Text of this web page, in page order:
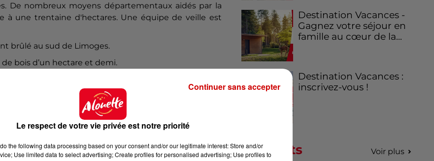
De nombreux moyens départementaux aidés par la
à une trentaine d'hectares. Une équipe de veille est
brûlé au sud de Limoges.
bois d’un hectare et demi.
l'intervention des sapeurs-pompiers en fin
Saint-Léger-Magnazeix.
en Haute-Vienne mobilisant plus d'une soixantaine
Destination Vacances -
Gagnez votre séjour en
famille au cœur de la...
Destination Vacances :
inscrivez-vous !
Podcasts Voir plus
Le respect de votre vie privée est notre priorité
do the following data processing based on your consent and/or our legitimate interest: Store and/or
Use limited data to select advertising; Create profiles for personalised advertising; Use profiles to
Continuer sans accepter